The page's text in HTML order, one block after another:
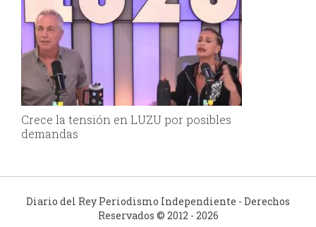
Crece la tensión en LUZU por posibles
demandas
Diario del Rey Periodismo Independiente - Derechos
Reservados © 2012 - 2026